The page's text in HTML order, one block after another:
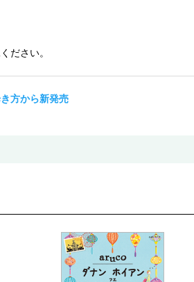
ださい。
方から新発売